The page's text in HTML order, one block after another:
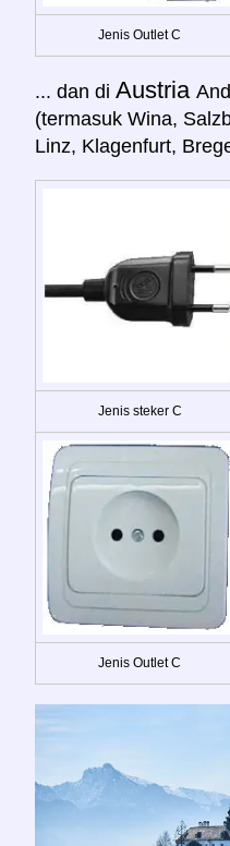
Jenis Outlet C
... dan di Austria
(termasuk Wina,
Linz, Klagenfurt,
Jenis steker C
Jenis Outlet C